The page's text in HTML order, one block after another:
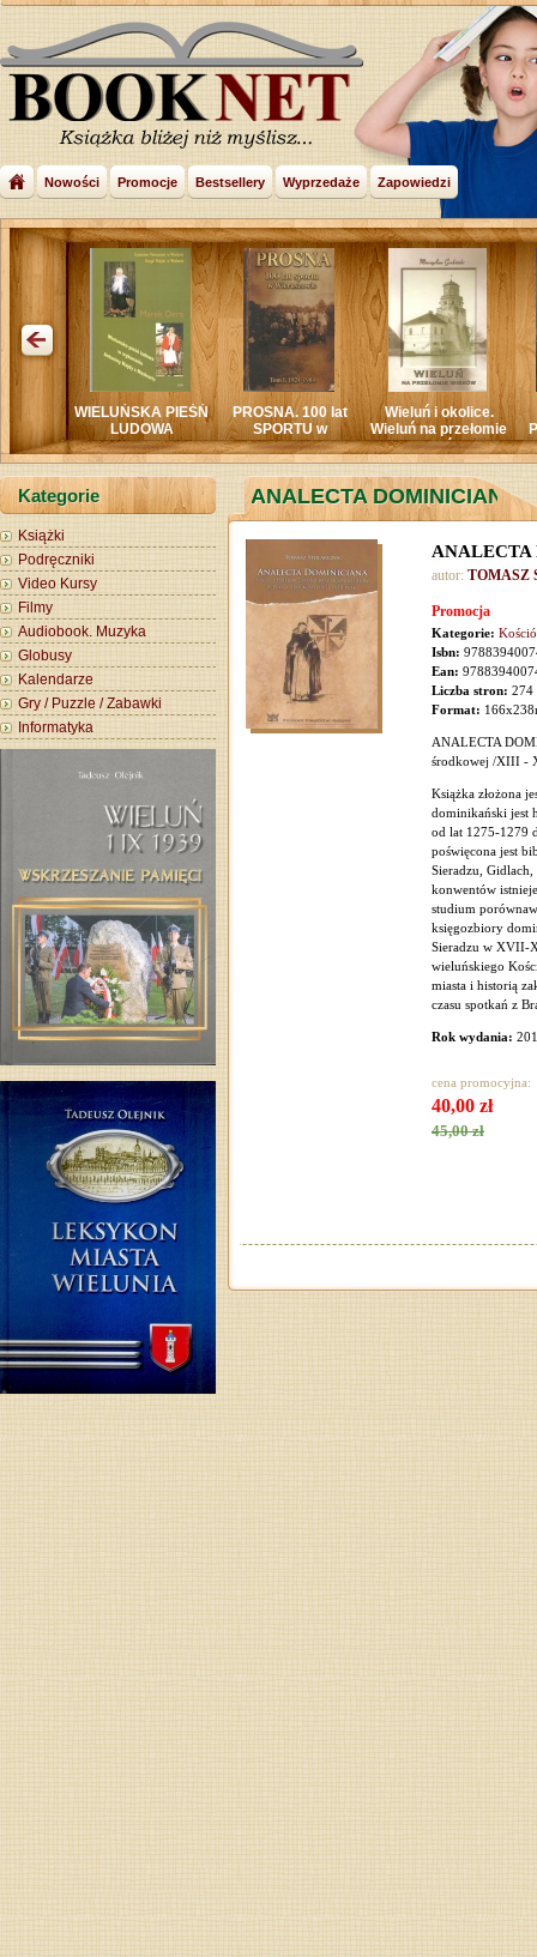
Nowości Promocje Bestsellery Wyprzedaże Zapowiedzi
WIELUŃSKA PIEŚŃ
LUDOWA
PROSNA. 100 lat
SPORTU w
WIERUSZOWIE
Wieluń i okolice.
Wieluń na przełomie
wieków
POLSCY
WIELUNIA
1918
Kategorie
Książki
Podręczniki
Video Kursy
Filmy
Audiobook. Muzyka
Globusy
Kalendarze
Gry / Puzzle / Zabawki
Informatyka
ANALECTA DOMINICIANA
autor: TOMASZ
Promocja
Kategorie:
Isbn:
Ean:
Liczba stron: 274
Format:
ANALECTA
środkowej /XIII -
Książka złożona
dominikański jest
od lat 1275-1279
poświęcona jest
Sieradzu,
konwentów
studium
księgozbiory
Sieradzu w XVII-
wieluńskiego
miasta i historią
czasu spotkań z
Rok wydania:
cena promocyjna:
40,00 zł
45,00 zł